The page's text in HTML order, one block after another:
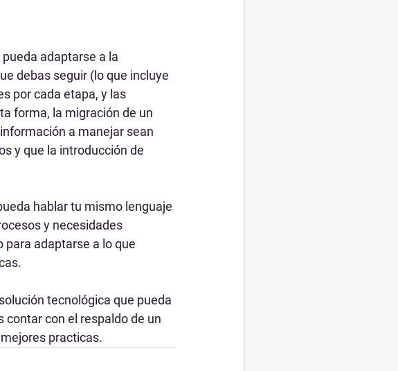
adaptarse a la
debas seguir (lo que incluye
por cada etapa, y las
forma, la migración de un
a manejar sean
y que la introducción de
hablar tu mismo lenguaje
y necesidades
adaptarse a lo que
tecnológica que pueda
con el respaldo de un
practicas.